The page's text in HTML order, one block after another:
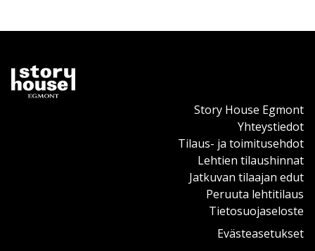
Story House Egmont
Yhteystiedot
Tilaus- ja toimitusehdot
Lehtien tilaushinnat
Jatkuvan tilaajan edut
Peruuta lehtitilaus
Tietosuojaseloste
Evästeasetukset